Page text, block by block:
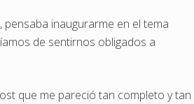
inaugurarme en el tema
de sentirnos obligados a
que me pareció tan completo y tan